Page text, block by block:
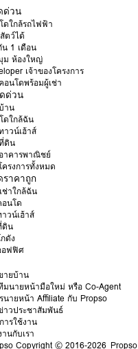
ด่วน
ดใกล้รถไฟฟ้า
ตว์ได้
น 1 เดือน
ม ห้องใหญ่
เจ้าของโครงการ
อนโดพร้อมผู้เช่า
ด่วน
าน
ดใกล้ฉัน
าวน์เฮ้าส์
ดิน
าคารพาณิชย์
ครงการทั้งหมด
ราคาถูก
ช่าใกล้ฉัน
อนโด
าวน์เฮ้าส์
ดิน
ดัง
อฟฟิศ
ายบ้าน
มนายหน้ามือใหม่ หรือ Co-Agent
นายหน้า Affiliate กับ Propso
าวประชาสัมพันธ์
ารใช้งาน
นกับเรา
Copyright © 2016-2026 Propso